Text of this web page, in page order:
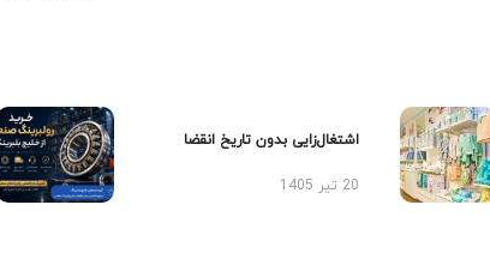
اشتغال‌زایی بدون تاریخ انقضا
20 تیر 1405